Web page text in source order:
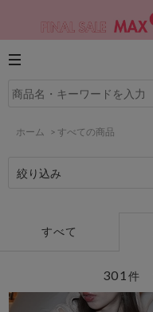
ホーム > すべての商品
絞り込み
すべて
301 件